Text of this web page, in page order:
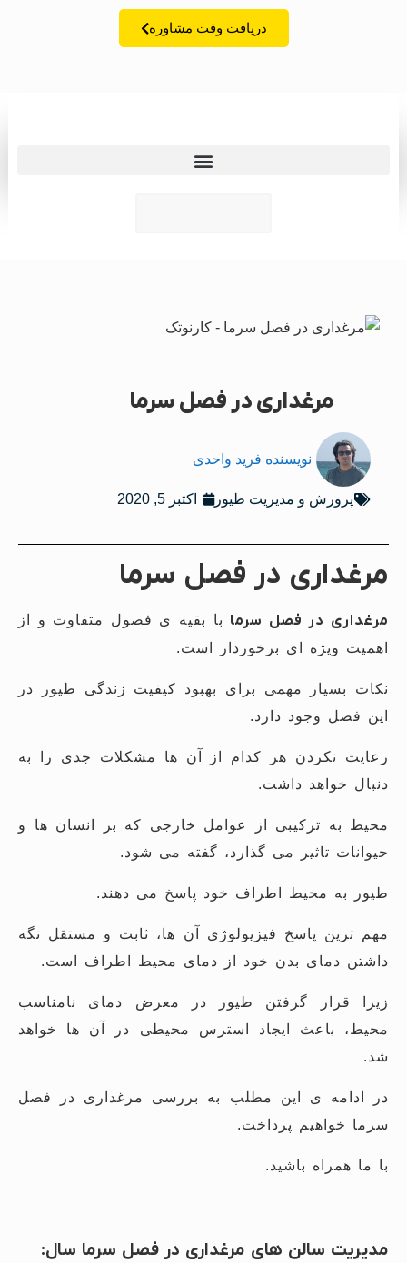
دریافت وقت مشاوره
مرغداری در فصل سرما
نویسنده فرید واحدی
پرورش و مدیریت طیور اکتبر 5, 2020
مرغداری در فصل سرما
مرغداری در فصل سرما با بقیه ی فصول متفاوت و از
اهمیت ویژه ای برخوردار است.
نکات بسیار مهمی برای بهبود کیفیت زندگی طیور در
این فصل وجود دارد.
رعایت نکردن هر کدام از آن ها مشکلات جدی را به
دنبال خواهد داشت.
محیط به ترکیبی از عوامل خارجی که بر انسان ها و
حیوانات تاثیر می گذارد، گفته می شود.
طیور به محیط اطراف خود پاسخ می دهند.
مهم ترین پاسخ فیزیولوژی آن ها، ثابت و مستقل نگه
داشتن دمای بدن خود از دمای محیط اطراف است.
زیرا قرار گرفتن طیور در معرض دمای نامناسب
محیط، باعث ایجاد استرس محیطی در آن ها خواهد
شد.
در ادامه ی این مطلب به بررسی مرغداری در فصل
سرما خواهیم پرداخت.
با ما همراه باشید.
مدیریت سالن های مرغداری در فصل سرما سال: